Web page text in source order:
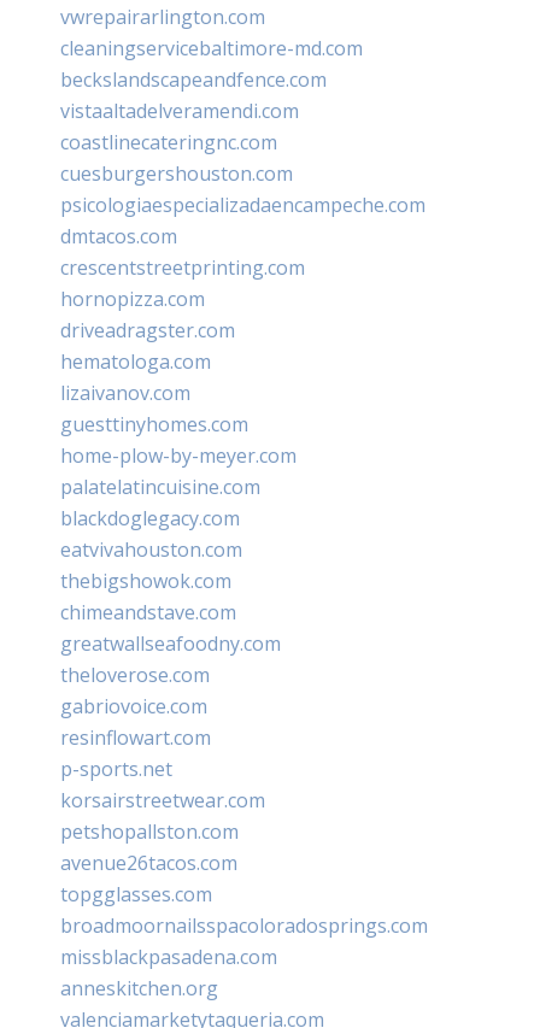
vwrepairarlington.com
cleaningservicebaltimore-md.com
beckslandscapeandfence.com
vistaaltadelveramendi.com
coastlinecateringnc.com
cuesburgershouston.com
psicologiaespecializadaencampeche.com
dmtacos.com
crescentstreetprinting.com
hornopizza.com
driveadragster.com
hematologa.com
lizaivanov.com
guesttinyhomes.com
home-plow-by-meyer.com
palatelatincuisine.com
blackdoglegacy.com
eatvivahouston.com
thebigshowok.com
chimeandstave.com
greatwallseafoodny.com
theloverose.com
gabriovoice.com
resinflowart.com
p-sports.net
korsairstreetwear.com
petshopallston.com
avenue26tacos.com
topgglasses.com
broadmoornailsspacoloradosprings.com
missblackpasadena.com
anneskitchen.org
valenciamarketytaqueria.com